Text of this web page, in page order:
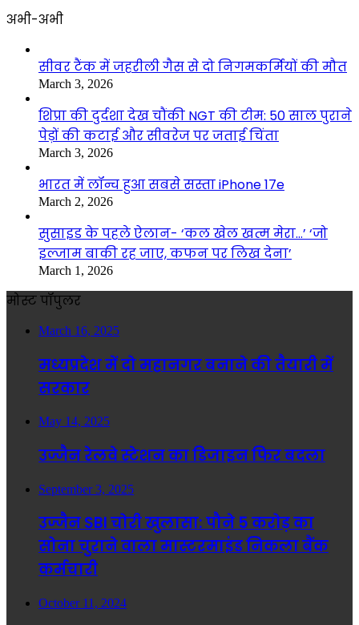
अभी-अभी
सीवर टैंक में जहरीली गैस से दो निगमकर्मियों की मौत
March 3, 2026
शिप्रा की दुर्दशा देख चौंकी NGT की टीम: 50 साल पुराने
पेड़ों की कटाई और सीवरेज पर जताई चिंता
March 3, 2026
भारत में लॉन्च हुआ सबसे सस्ता iPhone 17e
March 2, 2026
सुसाइड के पहले ऐलान- ‘कल खेल खत्म मेरा…’ ‘जो
इल्जाम बाकी रह जाए, कफन पर लिख देना’
March 1, 2026
मोस्ट पॉपुलर
March 16, 2025
मध्यप्रदेश में दो महानगर बनाने की तैयारी में
सरकार
May 14, 2025
उज्जैन रेलवे स्टेशन का डिजाइन फिर बदला
September 3, 2025
उज्जैन SBI चोरी खुलासा: पौने 5 करोड़ का
सोना चुराने वाला मास्टरमाइंड निकला बैंक
कर्मचारी
October 11, 2024